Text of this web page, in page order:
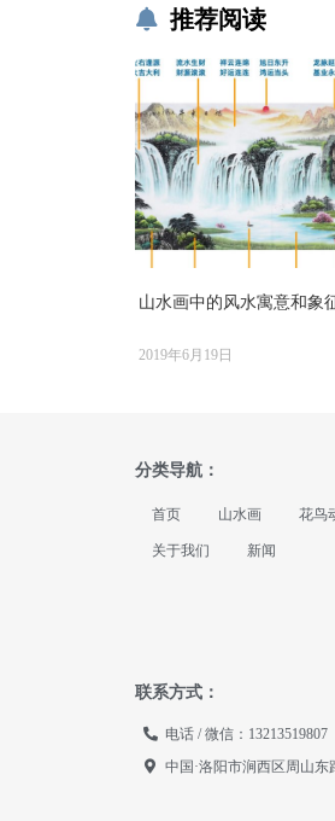
推荐阅读
山水画中的风水寓意和象
2019年6月19日
分类导航：
首页 山水画 花鸟
关于我们 新闻
联系方式：
电话 / 微信：13213519807
中国·洛阳市涧西区周山东